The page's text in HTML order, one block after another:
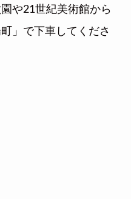
や21世紀美術館から
」で下車してくださ